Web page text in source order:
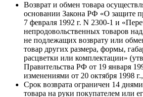
Возврат и обмен товара
основании Закона РФ «О защите
7 февраля 1992 г. N 2300-1 и
непродовольственных товаров
не подлежащих возврату или
товар других размера, формы,
расцветки или комплектации»
Правительства РФ от 19 января
изменениями от 20 октября 1998
Срок возврата ограничен 14
товара на руки покупателем или